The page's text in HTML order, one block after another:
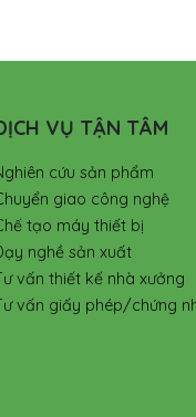
VỤ TẬN TÂM
cứu sản phẩm
giao công nghệ
tạo máy thiết bị
nghề sản xuất
vấn thiết kế nhà xưởng
vấn giấy phép/chứng